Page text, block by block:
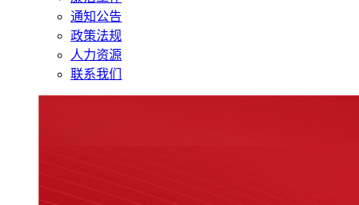
通知公告
政策法规
人力资源
联系我们